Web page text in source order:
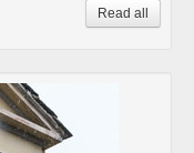
Read all